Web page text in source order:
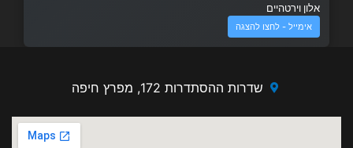
אלון וירטהיים
אימייל - לחצו להצגה
שדרות ההסתדרות 172, מפרץ חיפה